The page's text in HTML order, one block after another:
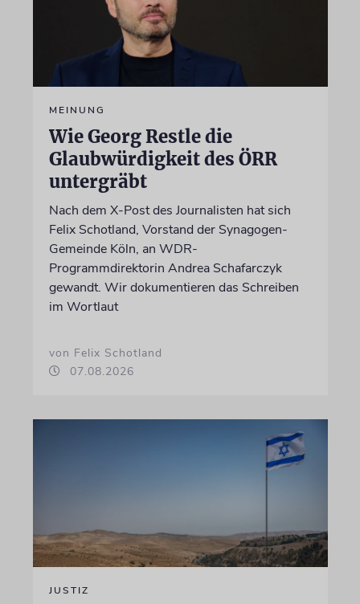
MEINUNG
Wie Georg Restle die
Glaubwürdigkeit des ÖRR
untergräbt
Nach dem X-Post des Journalisten hat sich
Felix Schotland, Vorstand der Synagogen-
Gemeinde Köln, an WDR-
Programmdirektorin Andrea Schafarczyk
gewandt. Wir dokumentieren das Schreiben
im Wortlaut
von Felix Schotland
07.08.2026
JUSTIZ